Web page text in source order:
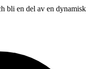
bli en del av en dynamisk